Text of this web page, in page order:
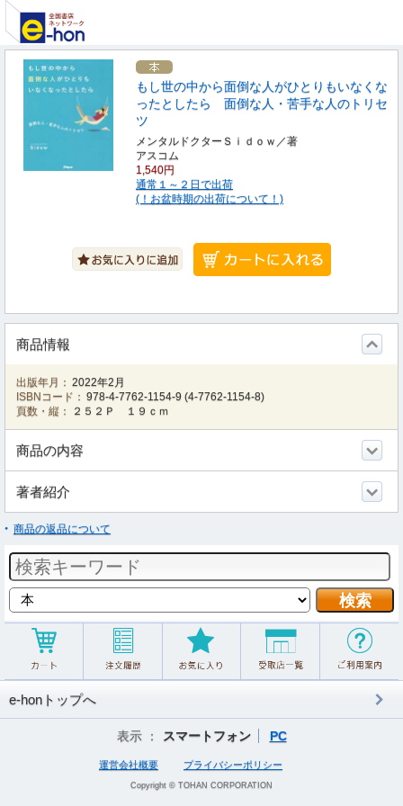
もし世の中から面倒な人がひとりもいなくな
ったとしたら 面倒な人・苦手な人のトリセ
ツ
メンタルドクターＳｉｄｏｗ／著
アスコム
1,540円
通常１～２日で出荷
(！お盆時期の出荷について！)
商品情報
出版年月： 2022年2月
ISBNコード： 978-4-7762-1154-9 (4-7762-1154-8)
頁数・縦：
２５２Ｐ １９ｃｍ
商品の内容
著者紹介
商品の返品について
e-honトップへ
表示 ： スマートフォン PC
運営会社概要 プライバシーポリシー
Copyright © TOHAN CORPORATION